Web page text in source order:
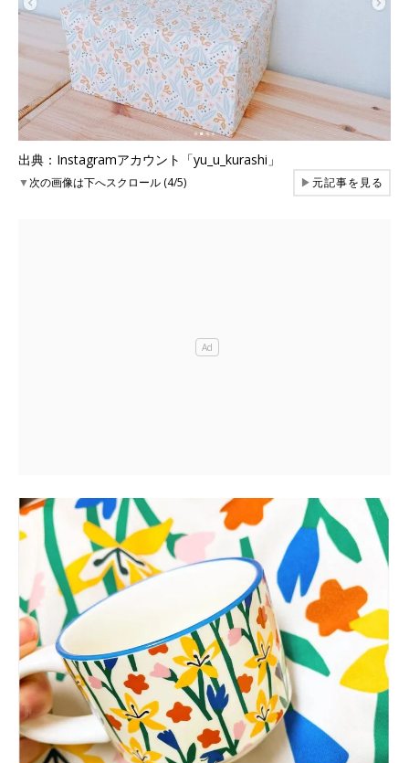
出典：Instagramアカウント「yu_u_kurashi」
▼次の画像は下へスクロール (4/5) ▶元記事を見る